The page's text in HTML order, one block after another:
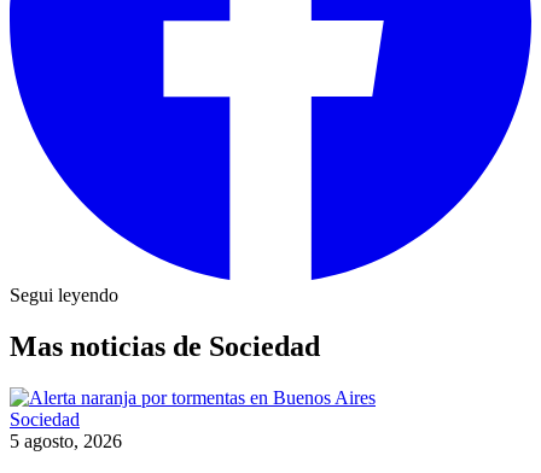
Segui leyendo
Mas noticias de Sociedad
Sociedad
5 agosto, 2026